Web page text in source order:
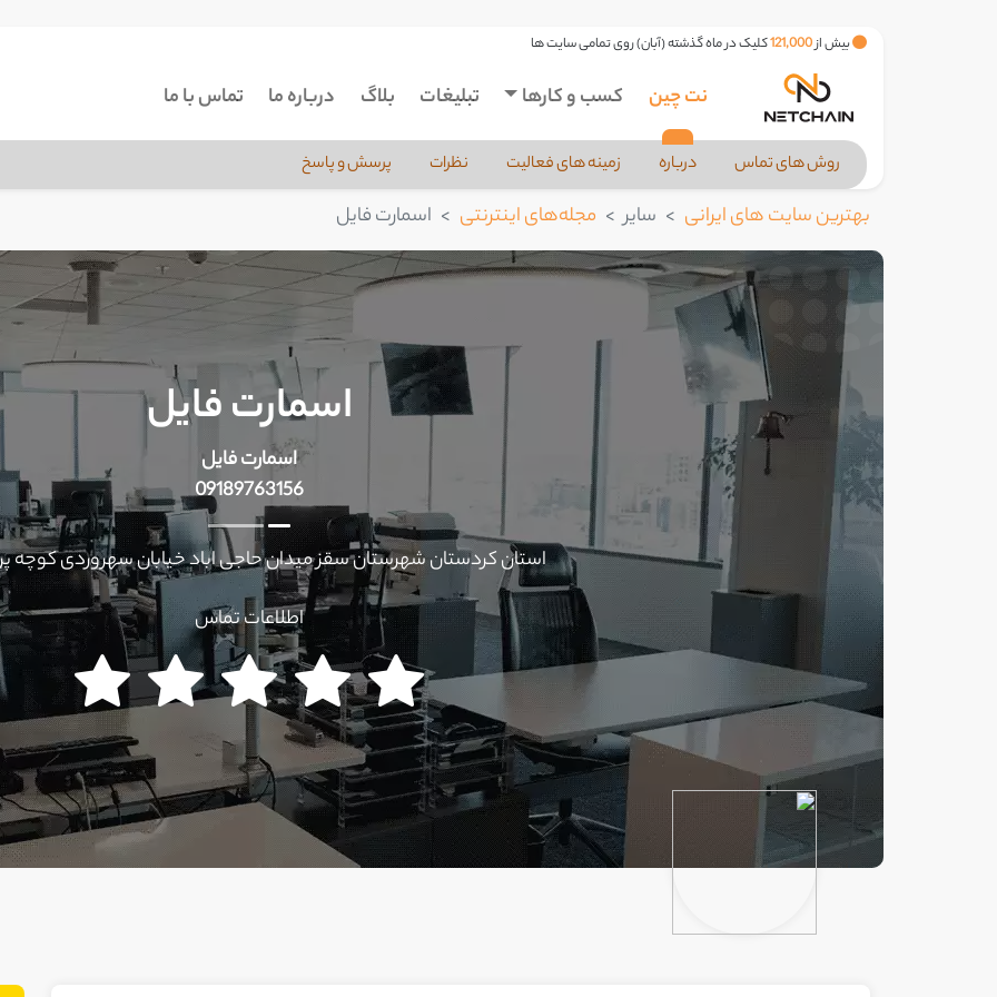
بیش از121,000کلیک در ماه گذشته (آبان) روی تمامی سایت ها
نت چین کسب و کارها تبلیغات بلاگ درباره ما تماس با ما
روش های تماس درباره زمینه های فعالیت نظرات پرسش و پاسخ
بهترین سایت های ایرانی سایر مجله‌های اینترنتی اسمارت فایل
اسمارت فایل
اسمارت فایل
09189763156
استان کردستان شهرستان سقز میدان حاجی اباد خیابان سهروردی کوچه
اطلاعات تماس